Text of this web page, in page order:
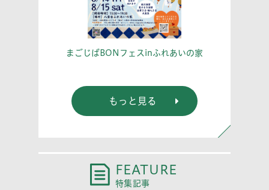
まごじばBONフェスinふれあいの家
もっと見る
FEATURE
特集記事